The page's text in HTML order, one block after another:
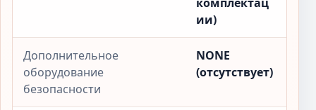
ии)
Дополнительное
оборудование
безопасности
NONE
(отсутствует)